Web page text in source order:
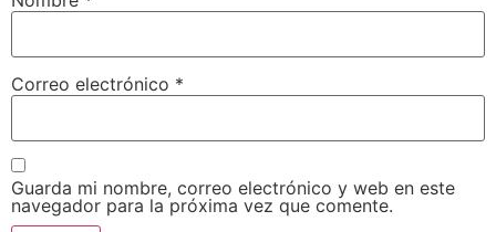
Correo electrónico *
Guarda mi nombre, correo electrónico y web en este
navegador para la próxima vez que comente.